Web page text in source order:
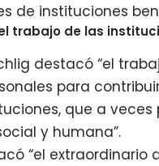
de instituciones
trabajo de las
destacó “el
para
que a
y humana”.
“el